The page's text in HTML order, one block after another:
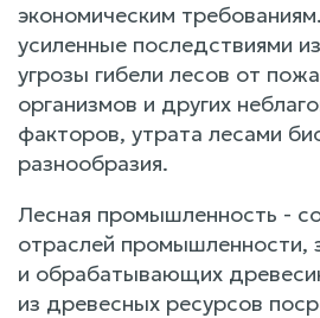
экономическим
усиленные последствиями
угрозы гибели лесов от
организмов и других
факторов, утрата лесами
разнообразия.
Лесная промышленность -
отраслей промышленности,
и обрабатывающих
из древесных ресурсов